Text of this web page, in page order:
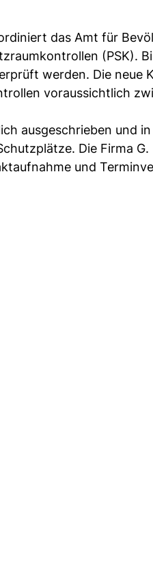
das Amt für
(PSK).
werden. Die
voraussichtlich
ausgeschrieben und
Die Firma
und